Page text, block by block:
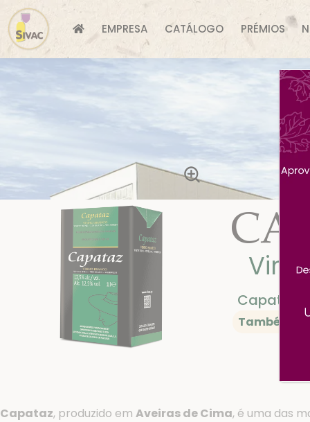
EMPRESA CATÁLOGO PRÉMIOS
Capataz
Também
Capataz, produzido em Aveiras de Cima, é uma das